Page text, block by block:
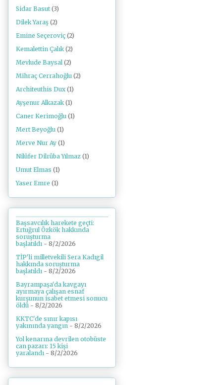
Sidar Basut (3)
Dilek Yaraş (2)
Emine Seçeroviç (2)
Kemalettin Çalık (2)
Mevlude Baysal (2)
Mihraç Cerrahoğlu (2)
Architeuthis Dux (1)
Ayşenur Alkazak (1)
Caner Kerimoğlu (1)
Mert Beyoğlu (1)
Merve Nur Ay (1)
Nilüfer Dilrûba Yılmaz (1)
Umut Elmas (1)
Yaser Emre (1)
Başsavcılık harekete geçti:
Ertuğrul Özkök hakkında
soruşturma
başlatıldı - 8/2/2026
TİP'li milletvekili Sera Kadıgil
hakkında soruşturma
başlatıldı - 8/2/2026
Bayrampaşa'da kavgayı
ayırmaya çalışan esnaf
kurşunun isabet etmesi sonucu
öldü - 8/2/2026
KKTC'de sınır kapısı
yakınında yangın - 8/2/2026
Yol kenarına devrilen otobüste
can pazarı: 15 kişi
yaralandı - 8/2/2026